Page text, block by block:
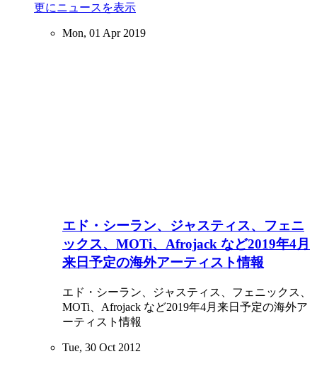
更にニュースを表示
Mon, 01 Apr 2019
エド・シーラン、ジャスティス、フェニ
ックス、MOTi、Afrojack など2019年4月
来日予定の海外アーティスト情報
エド・シーラン、ジャスティス、フェニックス、
MOTi、Afrojack など2019年4月来日予定の海外ア
ーティスト情報
Tue, 30 Oct 2012